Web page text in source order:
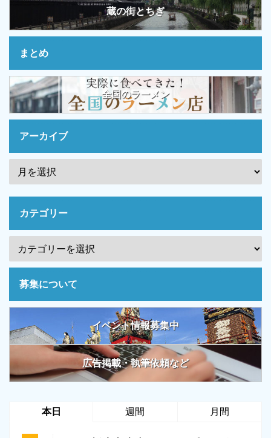
蔵の街とちぎ
まとめ
全国のラーメン
アーカイブ
カテゴリー
募集について
イベント情報募集中
広告掲載・執筆依頼など
本日 週間 月間